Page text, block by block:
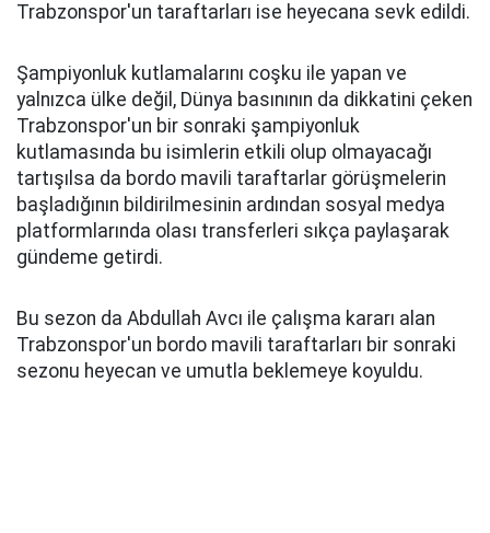
Trabzonspor'un taraftarları ise heyecana sevk edildi.
Şampiyonluk kutlamalarını coşku ile yapan ve
yalnızca ülke değil, Dünya basınının da dikkatini çeken
Trabzonspor'un bir sonraki şampiyonluk
kutlamasında bu isimlerin etkili olup olmayacağı
tartışılsa da bordo mavili taraftarlar görüşmelerin
başladığının bildirilmesinin ardından sosyal medya
platformlarında olası transferleri sıkça paylaşarak
gündeme getirdi.
Bu sezon da Abdullah Avcı ile çalışma kararı alan
Trabzonspor'un bordo mavili taraftarları bir sonraki
sezonu heyecan ve umutla beklemeye koyuldu.